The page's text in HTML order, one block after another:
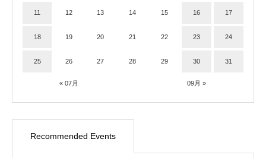
« 07月 09月 »
11 12 13 14 15 16 17
18 19 20 21 22 23 24
25 26 27 28 29 30 31
Recommended Events